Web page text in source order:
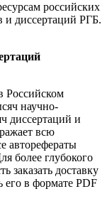
российских
и диссертаций РГБ.
Российском
научно-
диссертаций и
всю
авторефераты
более глубокого
заказать доставку
его в формате PDF